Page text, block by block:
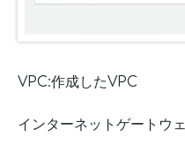
VPC:作成したVPC
インターネットゲートウ